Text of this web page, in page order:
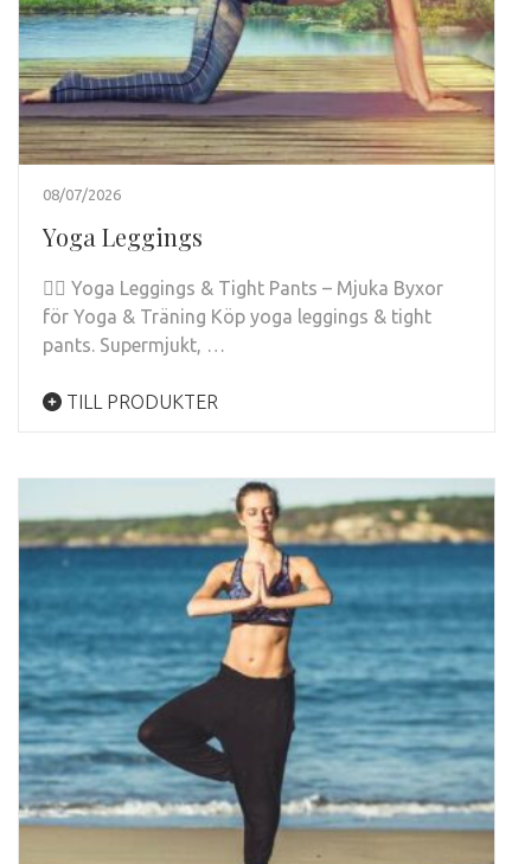
08/07/2026
Yoga Leggings
🧘‍♀️ Yoga Leggings & Tight Pants – Mjuka Byxor
för Yoga & Träning Köp yoga leggings & tight
pants. Supermjukt, …
TILL PRODUKTER